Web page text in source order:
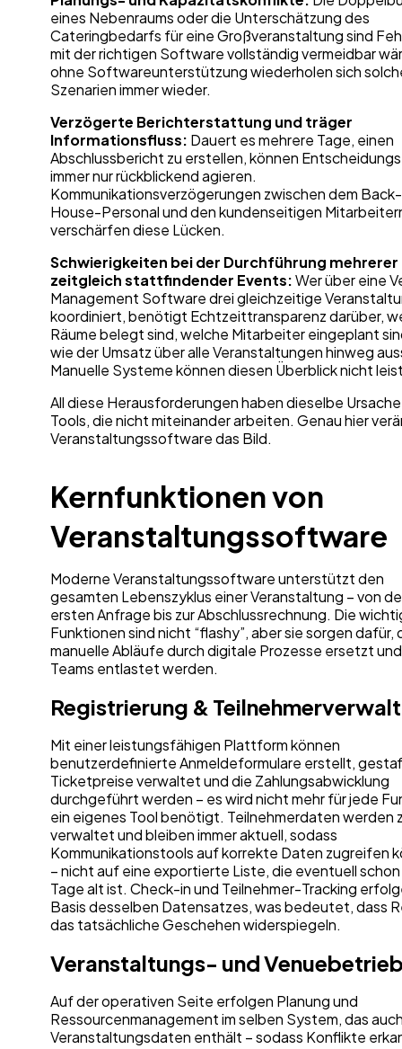
eines Nebenraums oder die Unterschätzung des
Cateringbedarfs für eine Großveranstaltung sind
mit der richtigen Software vollständig vermeidbar
ohne Softwareunterstützung wiederholen sich
Szenarien immer wieder.
Verzögerte Berichterstattung und träger
Informationsfluss: Dauert es mehrere Tage, einen
Abschlussbericht zu erstellen, können
immer nur rückblickend agieren.
Kommunikationsverzögerungen zwischen dem
House-Personal und den kundenseitigen
verschärfen diese Lücken.
Schwierigkeiten bei der Durchführung mehrerer
zeitgleich stattfindender Events:Wer über eine
Management Software drei gleichzeitige
koordiniert, benötigt Echtzeittransparenz darüber,
Räume belegt sind, welche Mitarbeiter eingeplant
wie der Umsatz über alle Veranstaltungen hinweg
Manuelle Systeme können diesen Überblick nicht
All diese Herausforderungen haben dieselbe
Tools, die nicht miteinander arbeiten. Genau hier
Veranstaltungssoftware das Bild.
Kernfunktionen von
Veranstaltungssoftware
Moderne Veranstaltungssoftware unterstützt den
gesamten Lebenszyklus einer Veranstaltung – von
ersten Anfrage bis zur Abschlussrechnung. Die
Funktionen sind nicht “flashy”, aber sie sorgen dafür,
manuelle Abläufe durch digitale Prozesse ersetzt und
Teams entlastet werden.
Registrierung &
Mit einer leistungsfähigen Plattform können
benutzerdefinierte Anmeldeformulare erstellt,
Ticketpreise verwaltet und die Zahlungsabwicklung
durchgeführt werden – es wird nicht mehr für jede
ein eigenes Tool benötigt. Teilnehmerdaten werden
verwaltet und bleiben immer aktuell, sodass
Kommunikationstools auf korrekte Daten zugreifen
– nicht auf eine exportierte Liste, die eventuell
Tage alt ist. Check-in und Teilnehmer-Tracking
Basis desselben Datensatzes, was bedeutet, dass
das tatsächliche Geschehen widerspiegeln.
Veranstaltungs- und
Auf der operativen Seite erfolgen Planung und
Ressourcenmanagement im selben System, das
Veranstaltungsdaten enthält – sodass Konflikte